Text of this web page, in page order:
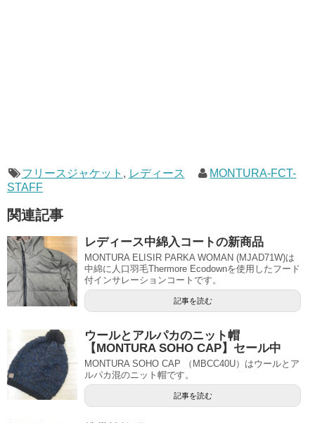
フリースジャケット , レディース
MONTURA-FCT-
STAFF
関連記事
レディース中綿入コートの新商品
MONTURA ELISIR PARKA WOMAN (MJAD71W)は
中綿に人口羽毛Thermore Ecodownを使用したフード
付インサレーションコートです。
記事を読む
ウールとアルパカのニット帽
【MONTURA SOHO CAP】セール中
MONTURA SOHO CAP （MBCC40U）はウールとア
ルパカ混のニット帽です。
記事を読む